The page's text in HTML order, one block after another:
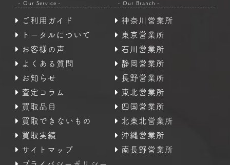
- Our Service -
ご利用ガイド
トータルについて
お客様の声
よくある質問
お知らせ
査定コラム
買取品目
買取できないもの
買取実績
サイトマップ
- Our Branch -
神奈川営業所
東京営業所
石川営業所
静岡営業所
長野営業所
東北営業所
四国営業所
北東北営業所
沖縄営業所
南長野営業所